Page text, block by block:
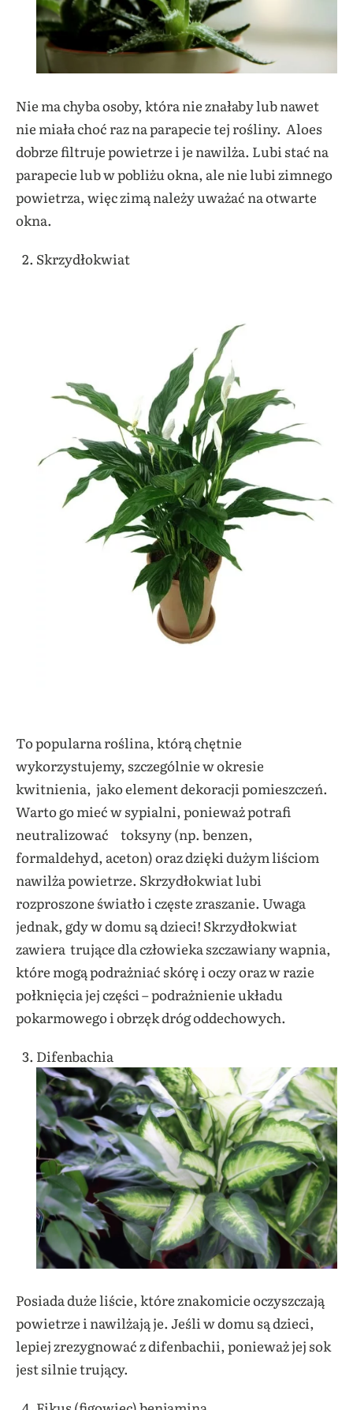
Nie ma chyba osoby, która nie znałaby lub nawet
nie miała choć raz na parapecie tej rośliny. Aloes
dobrze filtruje powietrze i je nawilża. Lubi stać na
parapecie lub w pobliżu okna, ale nie lubi zimnego
powietrza, więc zimą należy uważać na otwarte
okna.
Skrzydłokwiat
To popularna roślina, którą chętnie
wykorzystujemy, szczególnie w okresie
kwitnienia, jako element dekoracji pomieszczeń.
Warto go mieć w sypialni, ponieważ potrafi
neutralizować toksyny (np. benzen,
formaldehyd, aceton) oraz dzięki dużym liściom
nawilża powietrze. Skrzydłokwiat lubi
rozproszone światło i częste zraszanie. Uwaga
jednak, gdy w domu są dzieci! Skrzydłokwiat
zawiera trujące dla człowieka szczawiany wapnia,
które mogą podrażniać skórę i oczy oraz w razie
połknięcia jej części – podrażnienie układu
pokarmowego i obrzęk dróg oddechowych.
Difenbachia
Posiada duże liście, które znakomicie oczyszczają
powietrze i nawilżają je. Jeśli w domu są dzieci,
lepiej zrezygnować z difenbachii, ponieważ jej sok
jest silnie trujący.